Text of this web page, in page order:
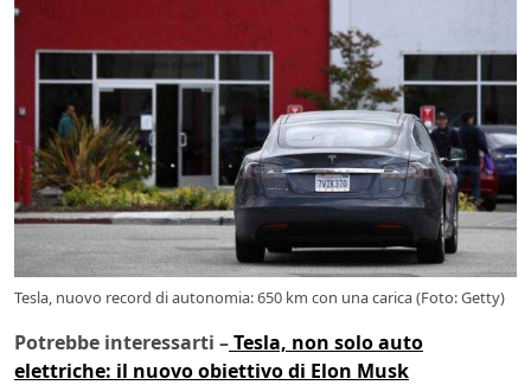
Tesla, nuovo record di autonomia: 650 km con una carica (Foto: Getty)
Potrebbe interessarti –Tesla, non solo auto
elettriche: il nuovo obiettivo di Elon Musk